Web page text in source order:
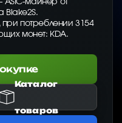
ASIC-майнер от
Blake2S.
потреблении 3154
монет: KDA.
Каталог
товаров